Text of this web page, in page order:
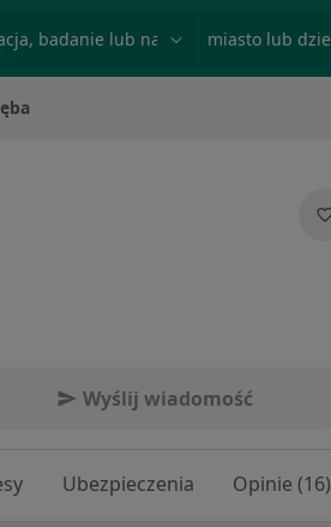
Wyślij wiadomość
Ubezpieczenia Opinie (16)